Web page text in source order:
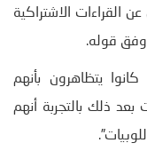
القراءات الاشتراكية
وفق قوله.
يتظاهرون بأنهم
ذلك بالتجربة أنهم